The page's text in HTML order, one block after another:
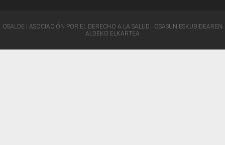
OSALDE | ASOCIACIÓN POR EL DERECHO A LA SALUD · OSASUN ESKUBIDEAREN
ALDEKO ELKARTEA